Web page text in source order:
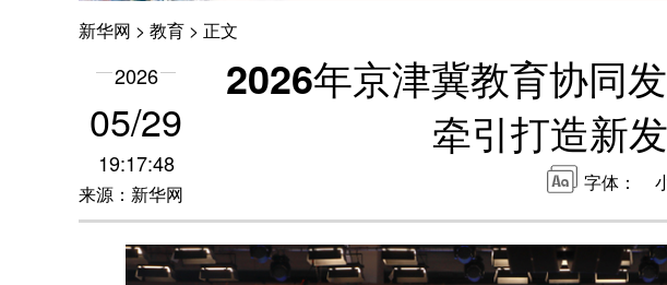
新华网 > 教育 > 正文
2026
05/29
19:17:48
来源：新华网
2026年京津冀教育协同
牵引打造新
字体：